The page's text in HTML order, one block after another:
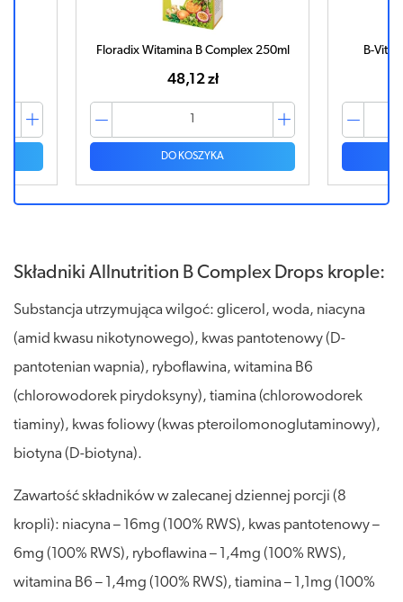
Floradix Witamina B Complex 250ml
48,12 zł
DO KOSZYKA
B-
Składniki Allnutrition B Complex Drops krople:
Substancja utrzymująca wilgoć: glicerol, woda, niacyna
(amid kwasu nikotynowego), kwas pantotenowy (D-
pantotenian wapnia), ryboflawina, witamina B6
(chlorowodorek pirydoksyny), tiamina (chlorowodorek
tiaminy), kwas foliowy (kwas pteroilomonoglutaminowy),
biotyna (D-biotyna).
Zawartość składników w zalecanej dziennej porcji (8
kropli): niacyna – 16mg (100% RWS), kwas pantotenowy –
6mg (100% RWS), ryboflawina – 1,4mg (100% RWS),
witamina B6 – 1,4mg (100% RWS), tiamina – 1,1mg (100%